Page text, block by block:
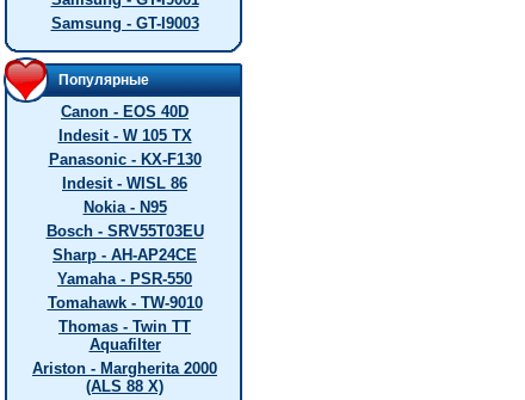
Samsung - GT-I9003
Популярные
Canon - EOS 40D
Indesit - W 105 TX
Panasonic - KX-F130
Indesit - WISL 86
Nokia - N95
Bosch - SRV55T03EU
Sharp - AH-AP24CE
Yamaha - PSR-550
Tomahawk - TW-9010
Thomas - Twin TT
Aquafilter
Ariston - Margherita 2000
(ALS 88 X)